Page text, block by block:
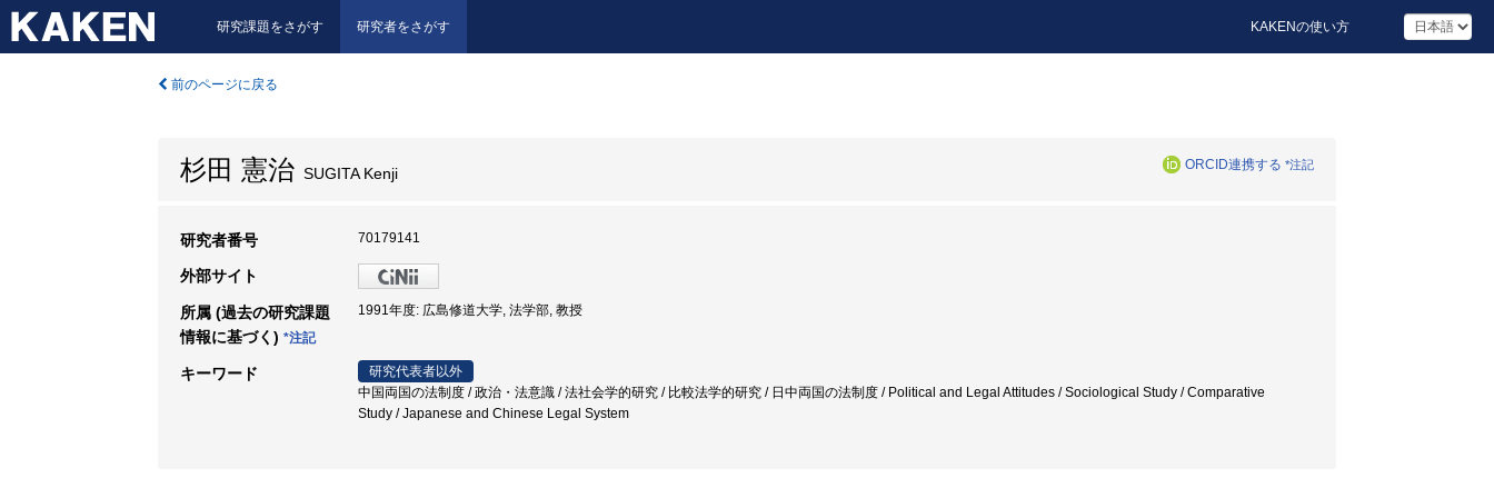
研究課題をさがす 研究者をさがす KAKENの使い方
前のページに戻る
杉田 憲治 SUGITA Kenji ORCID連携する *注記
研究者番号 70179141
外部サイト
所属 (過去の研究課題
情報に基づく) *注記
1991年度: 広島修道大学, 法学部, 教授
キーワード
研究代表者以外
中国両国の法制度 / 政治・法意識 / 法社会学的研究 / 比較法学的研究 / 日中両国の法制度 / Political and Legal Attitudes / Sociological Study / Comparative
Study / Japanese and Chinese Legal System